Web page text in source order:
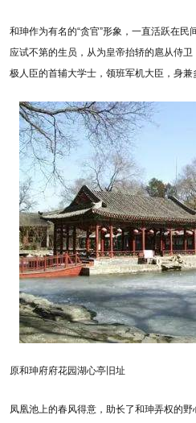
和珅作为有名的“贪官”形象，一直活跃在
应试不第的生员，从为皇帝抬轿的扈从侍
极人臣的首辅大学士，领班军机大臣，身兼
原和珅府府花园湖心亭旧址
凤凰池上的春风得意，助长了和珅弄权的